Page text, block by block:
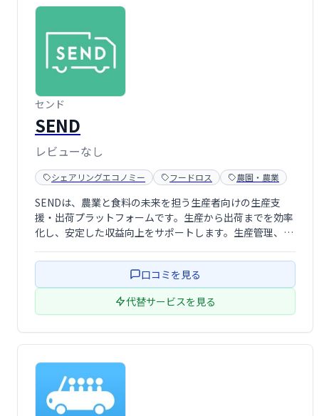
センド
SEND
レビューなし
シェアリングエコノミー フードロス 農園・農業
SENDは、農業と食料の未来を担う生産者向けの生産支
援・出荷プラットフォームです。生産から出荷までを効率
化し、安定した収益向上をサポートします。生産管理、販
営を実現します。
口コミを見る
代替サービスを見る